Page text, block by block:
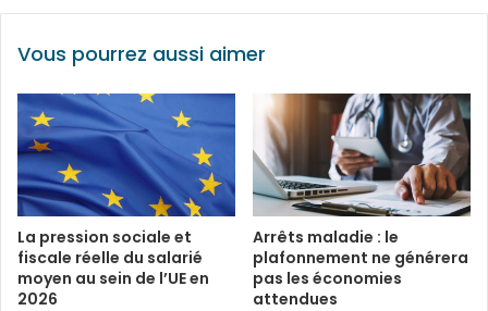
Vous pourrez aussi aimer
La pression sociale et
fiscale réelle du salarié
moyen au sein de l’UE en
2026
Arrêts maladie : le
plafonnement ne générera
pas les économies
attendues